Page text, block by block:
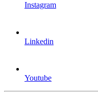
Instagram
Linkedin
Youtube